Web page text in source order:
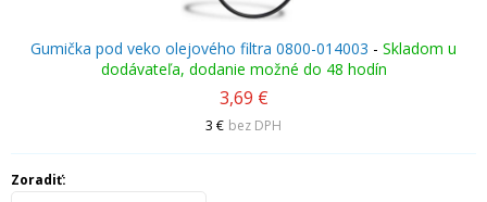
Gumička pod veko olejového filtra 0800-014003 - Skladom u
dodávateľa, dodanie možné do 48 hodín
3,69 €
3 € bez DPH
Zoradiť: